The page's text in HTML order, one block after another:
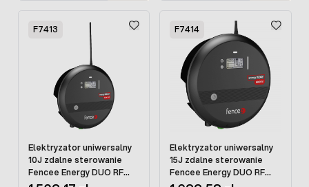
F7413
Elektryzator uniwersalny
10J zdalne sterowanie
Fencee Energy DUO RF
EDX100 SMART
F7414
Elektryzator uniwersalny
15J zdalne sterowanie
Fencee Energy DUO RF
EDX150 SMART